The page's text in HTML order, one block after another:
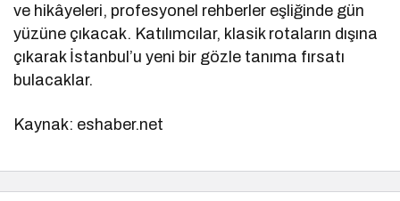
ve hikâyeleri, profesyonel rehberler eşliğinde gün
yüzüne çıkacak. Katılımcılar, klasik rotaların dışına
çıkarak İstanbul’u yeni bir gözle tanıma fırsatı
bulacaklar.
Kaynak: eshaber.net